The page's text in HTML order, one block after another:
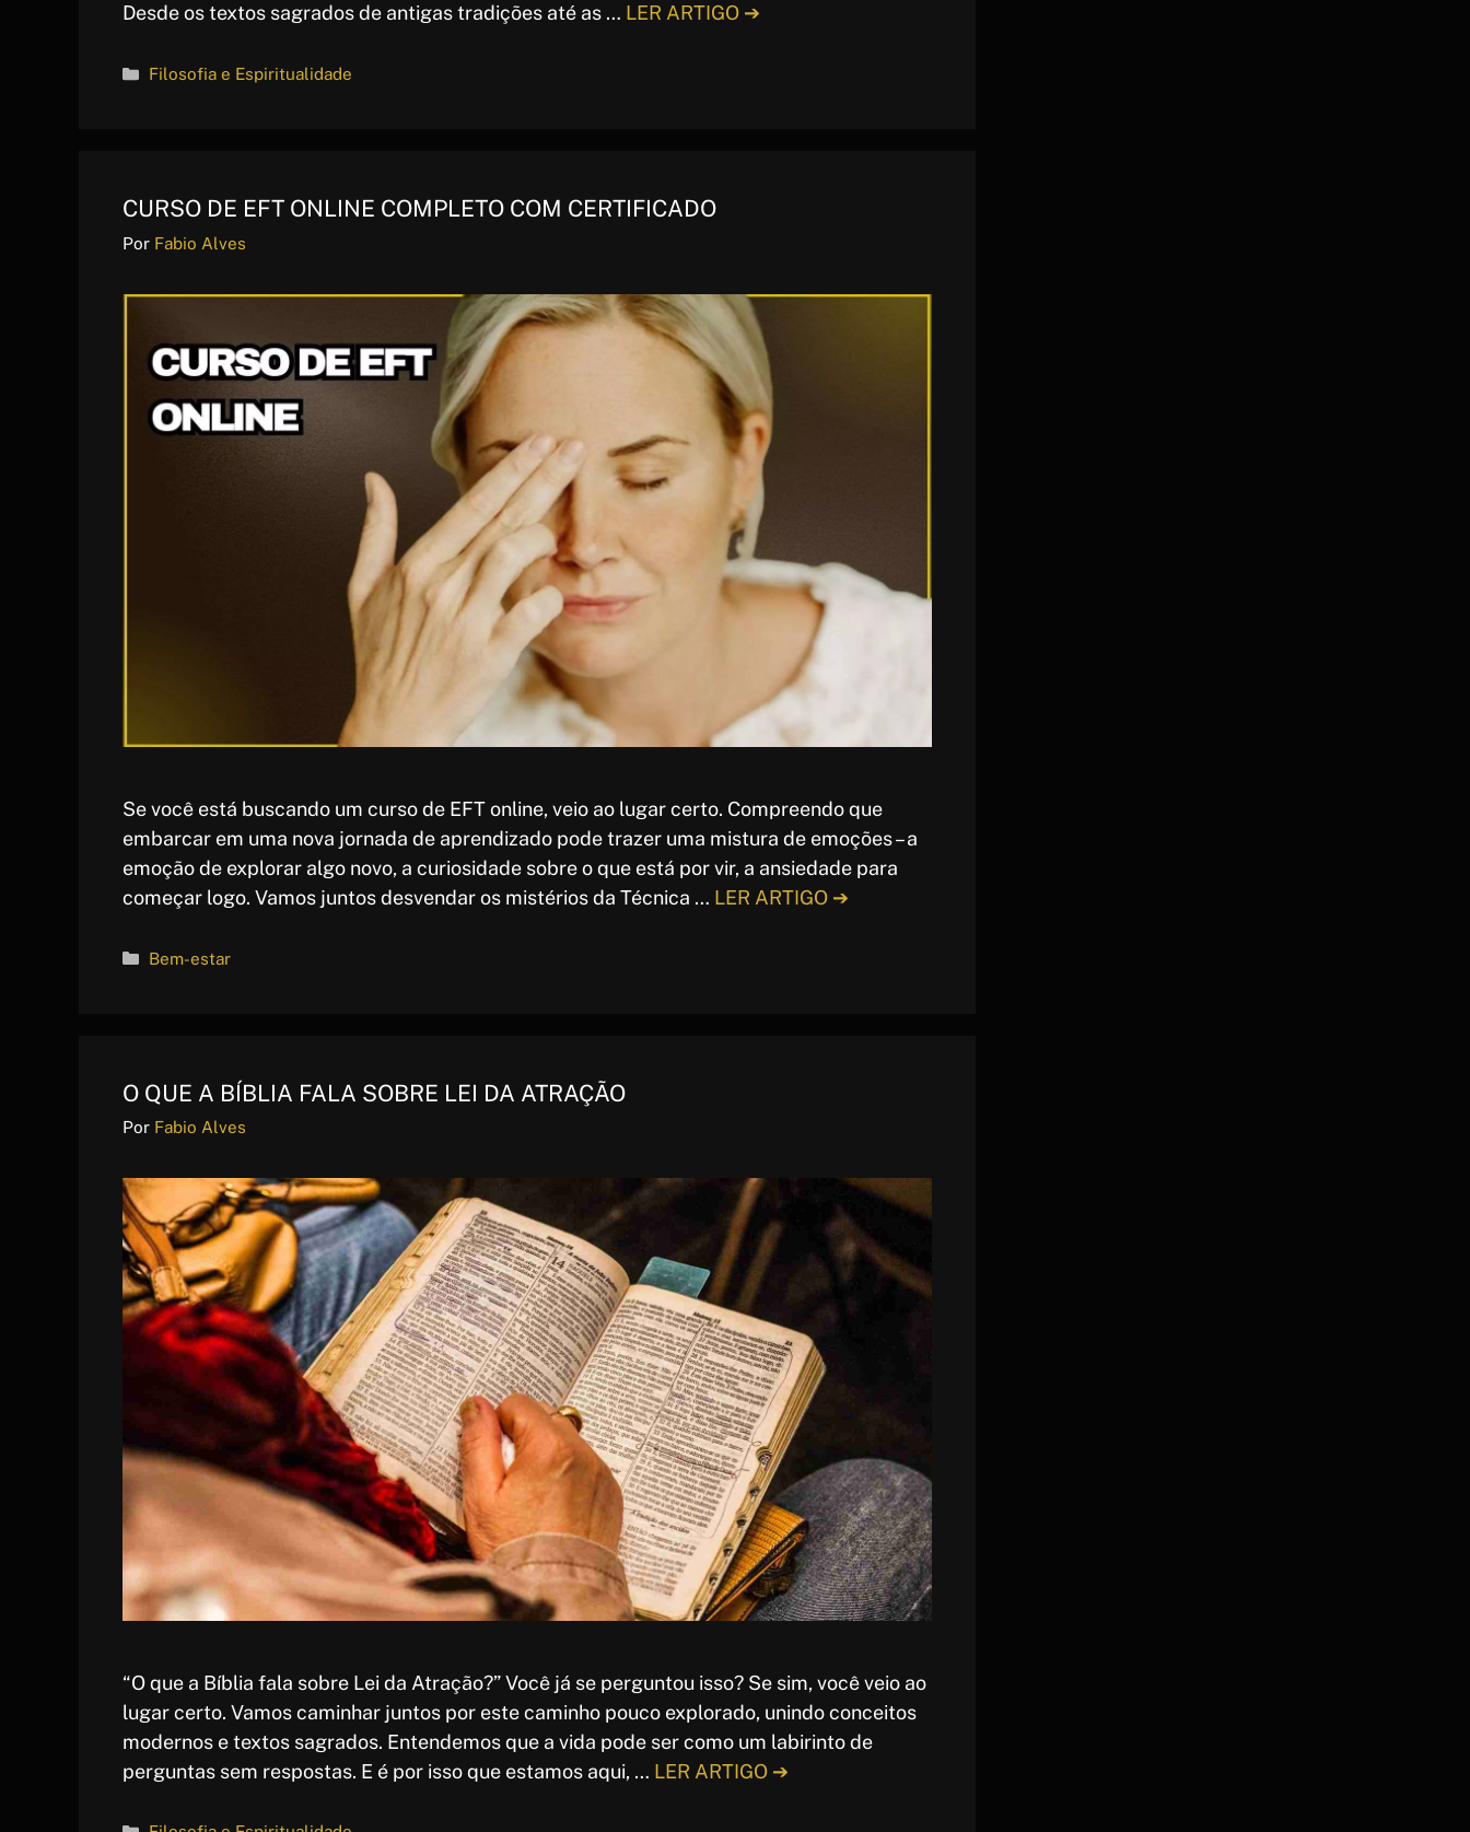
Desde os textos sagrados de antigas tradições até as … LER ARTIGO ➔
Categorias
Filosofia e Espiritualidade
CURSO DE EFT ONLINE COMPLETO COM CERTIFICADO
Por Fabio Alves
Se você está buscando um curso de EFT online, veio ao lugar certo. Compreendo que
embarcar em uma nova jornada de aprendizado pode trazer uma mistura de emoções – a
emoção de explorar algo novo, a curiosidade sobre o que está por vir, a ansiedade para
começar logo. Vamos juntos desvendar os mistérios da Técnica … LER ARTIGO ➔
Categorias
Bem-estar
O QUE A BÍBLIA FALA SOBRE LEI DA ATRAÇÃO
Por Fabio Alves
“O que a Bíblia fala sobre Lei da Atração?” Você já se perguntou isso? Se sim, você veio ao
lugar certo. Vamos caminhar juntos por este caminho pouco explorado, unindo conceitos
modernos e textos sagrados. Entendemos que a vida pode ser como um labirinto de
perguntas sem respostas. E é por isso que estamos aqui, … LER ARTIGO ➔